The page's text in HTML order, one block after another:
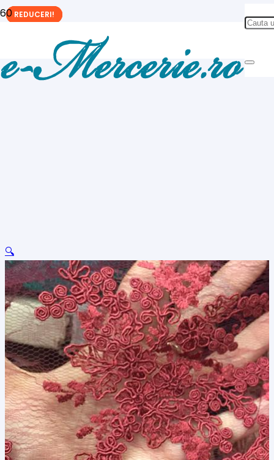
🔍
REDUCERI!
REDUCERI!
REDUCERI!